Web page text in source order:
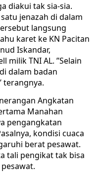
diakui tak sia-sia.
jenazah di dalam
langsung
karet ke KN Pacitan
Iskandar,
milik TNI AL. ’’Selain
dalam badan
terangnya.
Angkatan
Manahan
pengangkatan
kondisi cuaca
berat pesawat.
tali pengikat tak bisa